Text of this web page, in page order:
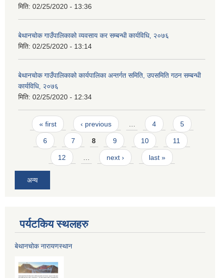
मिति: 02/25/2020 - 13:36
बेथानचोक गाउँपालिकाको व्यवसाय कर सम्बन्धी कार्यविधि, २०७६
मिति: 02/25/2020 - 13:14
बेथानचोक गाउँपालिकाको कार्यपालिका अन्तर्गत समिति, उपसमिति गठन सम्बन्धी
कार्यविधि, २०७६
मिति: 02/25/2020 - 12:34
Pages
« first ‹ previous 4 5
6 7 8 9 10 11
12 next › last »
अन्य
पर्यटकिय स्थलहरु
बेथानचोक नारायणस्थान